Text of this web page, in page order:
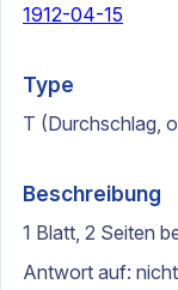
1912-04-15
Type
T (Durchschlag,
Beschreibung
1 Blatt, 2 Seiten
Antwort auf: